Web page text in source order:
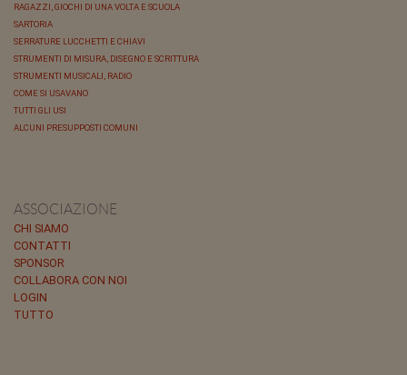
RAGAZZI, GIOCHI DI UNA VOLTA E SCUOLA
SARTORIA
SERRATURE LUCCHETTI E CHIAVI
STRUMENTI DI MISURA, DISEGNO E SCRITTURA
STRUMENTI MUSICALI, RADIO
COME SI USAVANO
TUTTI GLI USI
ALCUNI PRESUPPOSTI COMUNI
ASSOCIAZIONE
CHI SIAMO
CONTATTI
SPONSOR
COLLABORA CON NOI
LOGIN
TUTTO